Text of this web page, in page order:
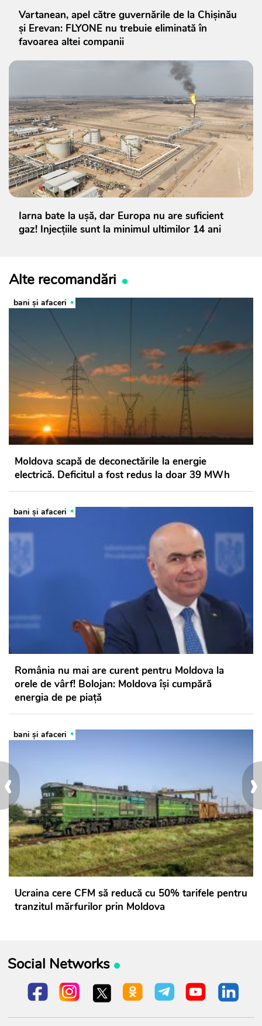
›
‹
Vartanean, apel către guvernările de la Chișinău
și Erevan: FLYONE nu trebuie eliminată în
favoarea altei companii
Iarna bate la ușă, dar Europa nu are suficient
gaz! Injecțiile sunt la minimul ultimilor 14 ani
Alte recomandări
bani și afaceri
Moldova scapă de deconectările la energie
electrică. Deficitul a fost redus la doar 39 MWh
bani și afaceri
România nu mai are curent pentru Moldova la
orele de vârf! Bolojan: Moldova își cumpără
energia de pe piață
bani și afaceri
Ucraina cere CFM să reducă cu 50% tarifele pentru
tranzitul mărfurilor prin Moldova
Social Networks